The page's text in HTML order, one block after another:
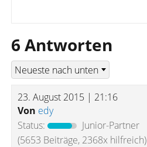
6 Antworten
23. August 2015 | 21:16
Von edy
Status:
Junior-Partner
(5653 Beiträge, 2368x hilfreich)